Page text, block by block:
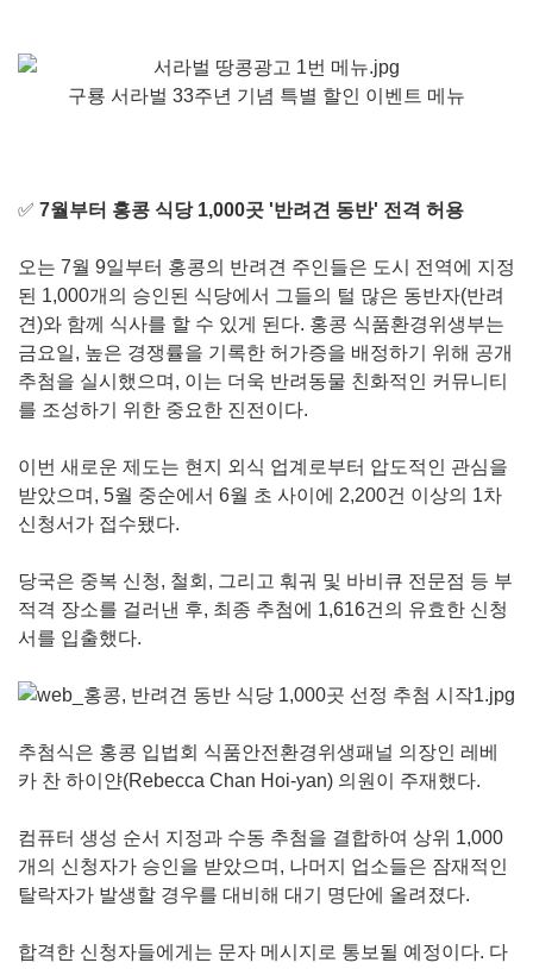
구룡 서라벌 33주년 기념 특별 할인 이벤트 메뉴
✅ 7월부터 홍콩 식당 1,000곳 '반려견 동반' 전격 허용
오는 7월 9일부터 홍콩의 반려견 주인들은 도시 전역에 지정
된 1,000개의 승인된 식당에서 그들의 털 많은 동반자(반려
견)와 함께 식사를 할 수 있게 된다. 홍콩 식품환경위생부는
금요일, 높은 경쟁률을 기록한 허가증을 배정하기 위해 공개
추첨을 실시했으며, 이는 더욱 반려동물 친화적인 커뮤니티
를 조성하기 위한 중요한 진전이다.
이번 새로운 제도는 현지 외식 업계로부터 압도적인 관심을
받았으며, 5월 중순에서 6월 초 사이에 2,200건 이상의 1차
신청서가 접수됐다.
당국은 중복 신청, 철회, 그리고 훠궈 및 바비큐 전문점 등 부
적격 장소를 걸러낸 후, 최종 추첨에 1,616건의 유효한 신청
서를 입출했다.
추첨식은 홍콩 입법회 식품안전환경위생패널 의장인 레베
카 찬 하이얀(Rebecca Chan Hoi-yan) 의원이 주재했다.
컴퓨터 생성 순서 지정과 수동 추첨을 결합하여 상위 1,000
개의 신청자가 승인을 받았으며, 나머지 업소들은 잠재적인
탈락자가 발생할 경우를 대비해 대기 명단에 올려졌다.
합격한 신청자들에게는 문자 메시지로 통보될 예정이다. 다